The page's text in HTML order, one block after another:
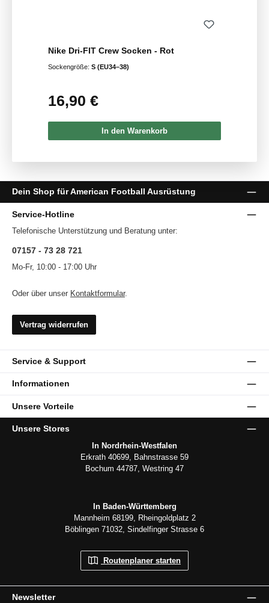
Nike Dri-FIT Crew Socken - Rot
Sockengröße: S (EU34–38)
Regulärer Preis:
16,90 €
In den Warenkorb
Dein Shop für American Football Ausrüstung
Service-Hotline
Telefonische Unterstützung und Beratung unter:
07157 - 73 28 721
Mo-Fr, 10:00 - 17:00 Uhr
Oder über unser Kontaktformular.
Vertrag widerrufen
Service & Support
Informationen
Unsere Vorteile
Newsletter
Unsere Stores
In Nordrhein-Westfalen
Erkrath 40699, Bahnstrasse 59
Bochum 44787, Westring 47
In Baden-Württemberg
Mannheim 68199, Rheingoldplatz 2
Böblingen 71032, Sindelfinger Strasse 6
Routenplaner starten